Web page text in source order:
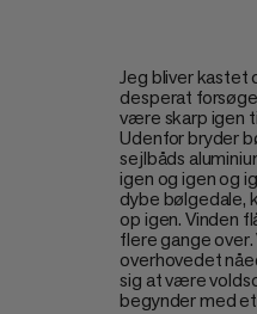
Jeg bliver kastet
desperat
være skarp igen
Udenfor bryder
sejlbåds
igen og igen og
dybe bølgedale,
op igen. Vinden
flere gange over.
overhovedet
sig at være
begynder med